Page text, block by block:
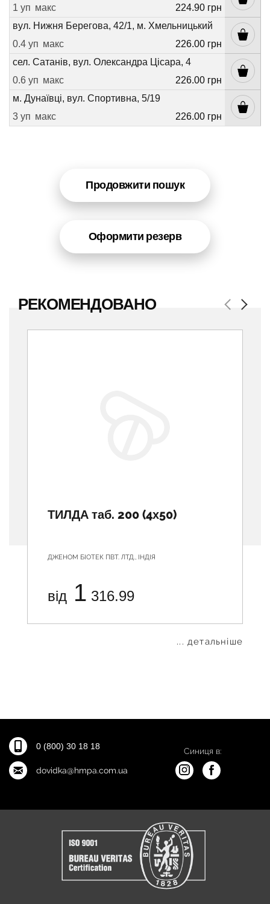
1 уп макс
224.90 грн
вул. Нижня Берегова, 42/1, м. Хмельницький
0.4 уп макс
226.00 грн
сел. Сатанів, вул. Олександра Цісара, 4
0.6 уп макс
226.00 грн
м. Дунаївці, вул. Спортивна, 5/19
3 уп макс 226.00 грн
Продовжити пошук
Оформити резерв
РЕКОМЕНДОВАНО Previous
ТИЛДА таб. 200 (4х50)
ДЖЕНОМ БІОТЕК ПВТ. ЛТД., ІНДІЯ
від 1 316.99
... детальніше
Next
0 (800) 30 18 18
dovidka@hmpa.com.ua
Синиця в: